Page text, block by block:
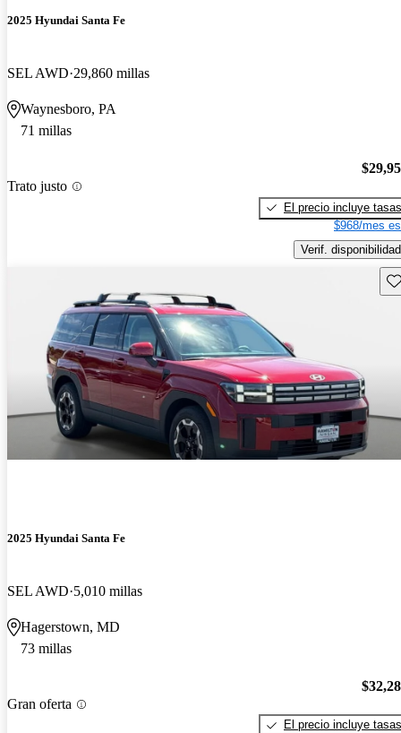
2025 Hyundai Santa Fe
SEL AWD 29,860 millas
Waynesboro, PA
71 millas
Trato justo
El precio incluye tasas
$968/mes
Verif. disponibilidad
2025 Hyundai Santa Fe
SEL AWD 5,010 millas
Hagerstown, MD
73 millas
Gran oferta
El precio incluye tasas